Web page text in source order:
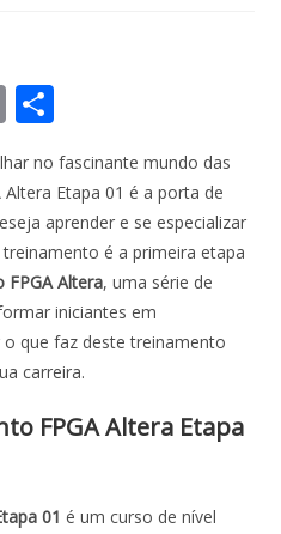
E
ai
l
h
ar
e
no fascinante mundo das
Altera Etapa 01 é a porta de
aprender e se especializar
é a primeira etapa
FPGA Altera, uma série de
iniciantes em
que faz deste treinamento
carreira.
FPGA Altera Etapa
01 é um curso de nível